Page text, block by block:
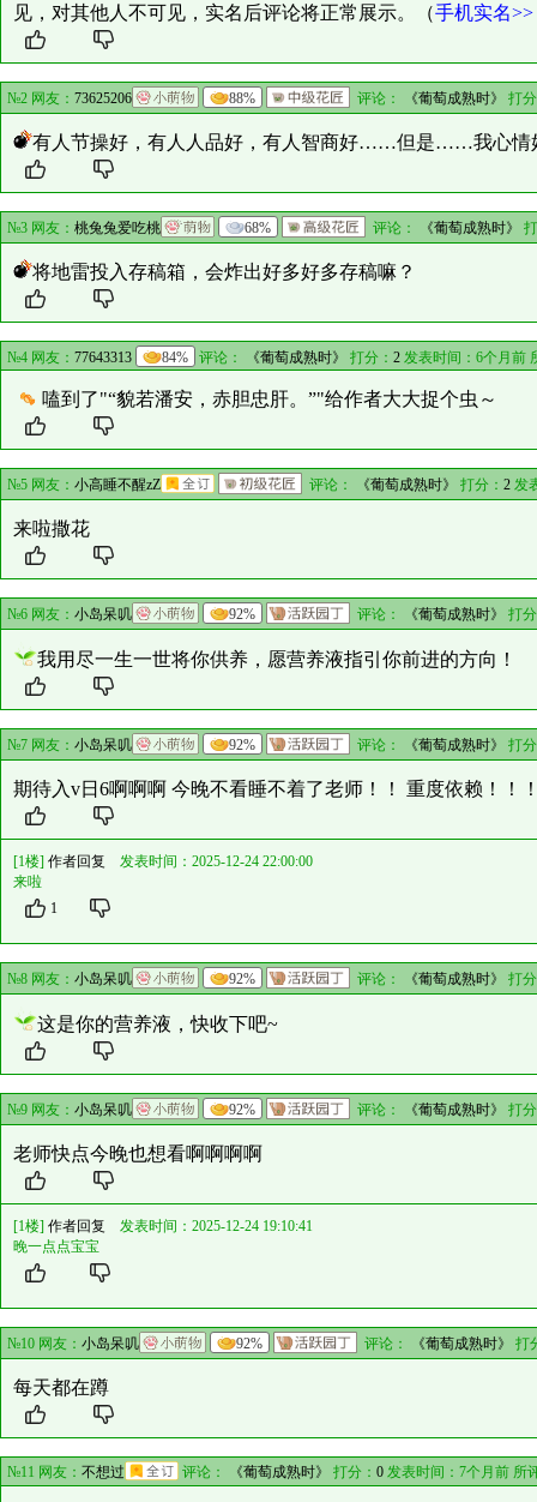
见，对其他人不可见，实名后评论将正常展示。（手机实名>>
№2 网友： 73625206 88% 评论： 《葡萄成熟时》 打
有人节操好，有人人品好，有人智商好……但是……我心情
№3 网友： 桃兔兔爱吃桃 68% 评论： 《葡萄成熟时》
将地雷投入存稿箱，会炸出好多好多存稿嘛？
№4 网友： 77643313 84% 评论： 《葡萄成熟时》 打分： 2 发表时间：6个月前
嗑到了"“貌若潘安，赤胆忠肝。”"给作者大大捉个虫～
№5 网友： 小高睡不醒zZ 评论： 《葡萄成熟时》 打分： 2发
来啦撒花
№6 网友： 小岛呆叽 92% 评论： 《葡萄成熟时》 打
我用尽一生一世将你供养，愿营养液指引你前进的方向！
№7 网友： 小岛呆叽 92% 评论： 《葡萄成熟时》 打
期待入v日6啊啊啊 今晚不看睡不着了老师！！ 重度依赖！！
[1楼] 作者回复 发表时间：2025-12-24 22:00:00
来啦
1
№8 网友： 小岛呆叽 92% 评论： 《葡萄成熟时》 打
这是你的营养液，快收下吧~
№9 网友： 小岛呆叽 92% 评论： 《葡萄成熟时》 打
老师快点今晚也想看啊啊啊啊
[1楼] 作者回复 发表时间：2025-12-24 19:10:41
晚一点点宝宝
№10 网友： 小岛呆叽 92% 评论： 《葡萄成熟时》 打
每天都在蹲
№11 网友： 不想过 评论： 《葡萄成熟时》 打分： 0 发表时间：7个月前 所